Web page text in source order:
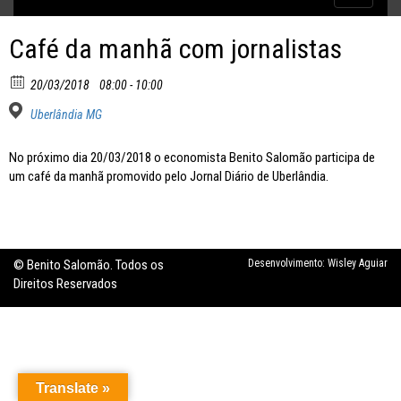
Café da manhã com jornalistas
20/03/2018 08:00 - 10:00
Uberlândia MG
No próximo dia 20/03/2018 o economista Benito Salomão participa de
um café da manhã promovido pelo Jornal Diário de Uberlândia.
© Benito Salomão. Todos os
Direitos Reservados
Desenvolvimento: Wisley Aguiar
Translate »